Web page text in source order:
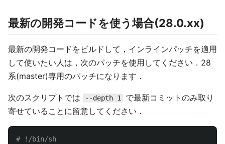
最新の開発コードを使う場合(28.0.xx)
最新の開発コードをビルドして，インラインパッチを適用
して使いたい人は，次のパッチを使用してください．28
系(master)専用のパッチになります．
次のスクリプトでは --depth 1
で最新コミットのみ取り
寄せていることに留意してください．
# !/bin/sh